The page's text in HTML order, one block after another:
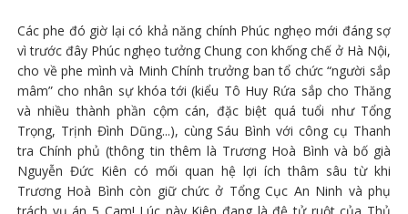
Các phe đó giờ lại có khả năng chính Phúc nghẹo mới đáng sợ
vì trước đây Phúc nghẹo tưởng Chung con khống chế ở Hà Nội,
cho về phe mình và Minh Chính trưởng ban tổ chức “người sắp
mâm” cho nhân sự khóa tới (kiểu Tô Huy Rứa sắp cho Thăng
và nhiều thành phần cộm cán, đặc biệt quá tuổi như Tổng
Trọng, Trịnh Đình Dũng...), cùng Sáu Bình với công cụ Thanh
tra Chính phủ (thông tin thêm là Trương Hoà Bình và bố già
Nguyễn Đức Kiên có mối quan hệ lợi ích thâm sâu từ khi
Trương Hoà Bình còn giữ chức ở Tổng Cục An Ninh và phụ
trách vụ án 5 Cam! Lúc này Kiên đang là đệ tử ruột của Thủ